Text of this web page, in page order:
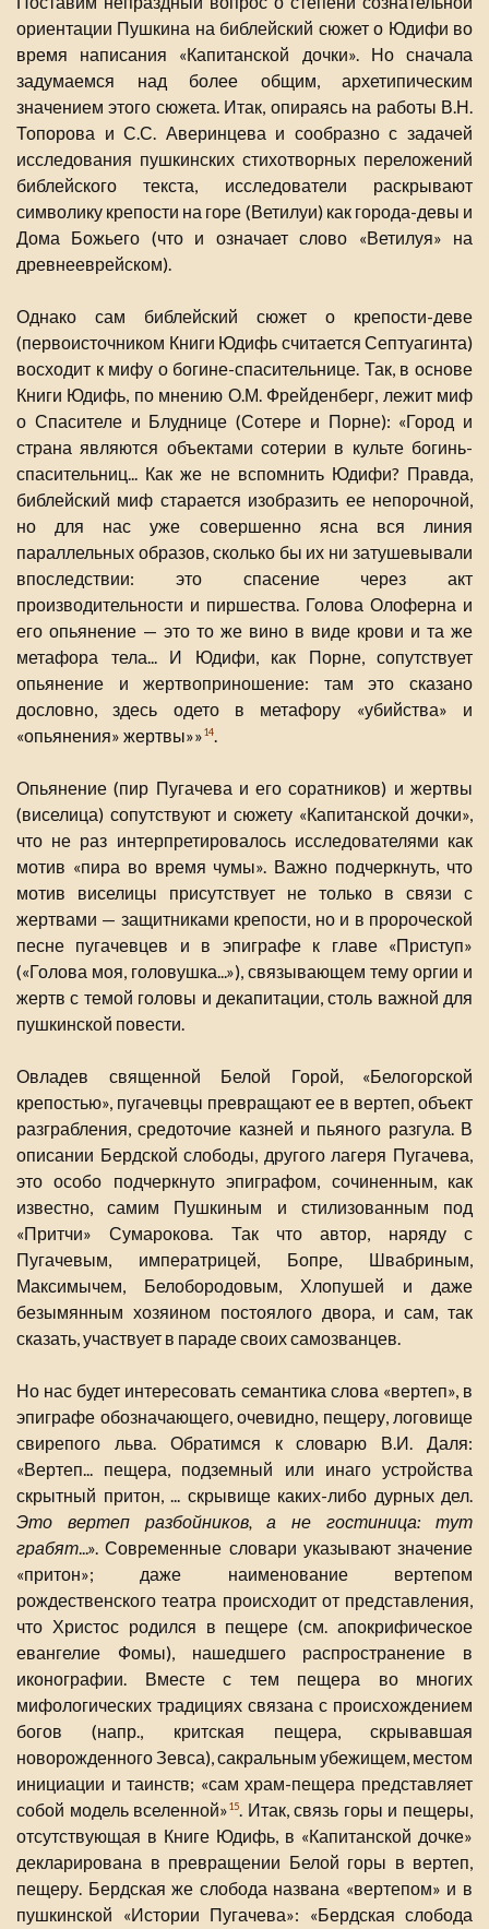
ориентации Пушкина на библейский сюжет о Юдифи во
время написания «Капитанской дочки». Но сначала
задумаемся над более общим, архетипическим
значением этого сюжета. Итак, опираясь на работы В.Н.
Топорова и С.С. Аверинцева и сообразно с задачей
исследования пушкинских стихотворных переложений
библейского текста, исследователи раскрывают
символику крепости на горе (Ветилуи) как города-девы и
Дома Божьего (что и означает слово «Ветилуя» на
древнееврейском).
Однако сам библейский сюжет о крепости-деве
(первоисточником Книги Юдифь считается Септуагинта)
восходит к мифу о богине-спасительнице. Так, в основе
Книги Юдифь, по мнению О.М. Фрейденберг, лежит миф
о Спасителе и Блуднице (Сотере и Порне): «Город и
страна являются объектами сотерии в культе богинь-
спасительниц... Как же не вспомнить Юдифи? Правда,
библейский миф старается изобразить ее непорочной,
но для нас уже совершенно ясна вся линия
параллельных образов, сколько бы их ни затушевывали
впоследствии: это спасение через акт
производительности и пиршества. Голова Олоферна и
его опьянение — это то же вино в виде крови и та же
метафора тела... И Юдифи, как Порне, сопутствует
опьянение и жертвоприношение: там это сказано
дословно, здесь одето в метафору «убийства» и
«опьянения» жертвы»»14.
Опьянение (пир Пугачева и его соратников) и жертвы
(виселица) сопутствуют и сюжету «Капитанской дочки»,
что не раз интерпретировалось исследователями как
мотив «пира во время чумы». Важно подчеркнуть, что
мотив виселицы присутствует не только в связи с
жертвами — защитниками крепости, но и в пророческой
песне пугачевцев и в эпиграфе к главе «Приступ»
(«Голова моя, головушка...»), связывающем тему оргии и
жертв с темой головы и декапитации, столь важной для
пушкинской повести.
Овладев священной Белой Горой, «Белогорской
крепостью», пугачевцы превращают ее в вертеп, объект
разграбления, средоточие казней и пьяного разгула. В
описании Бердской слободы, другого лагеря Пугачева,
это особо подчеркнуто эпиграфом, сочиненным, как
известно, самим Пушкиным и стилизованным под
«Притчи» Сумарокова. Так что автор, наряду с
Пугачевым, императрицей, Бопре, Швабриным,
Максимычем, Белобородовым, Хлопушей и даже
безымянным хозяином постоялого двора, и сам, так
сказать, участвует в параде своих самозванцев.
Но нас будет интересовать семантика слова «вертеп», в
эпиграфе обозначающего, очевидно, пещеру, логовище
свирепого льва. Обратимся к словарю В.И. Даля:
«Вертеп... пещера, подземный или инаго устройства
скрытный притон, ... скрывище каких-либо дурных дел.
Это вертеп разбойников, а не гостиница: тут
грабят...». Современные словари указывают значение
«притон»; даже наименование вертепом
рождественского театра происходит от представления,
что Христос родился в пещере (см. апокрифическое
евангелие Фомы), нашедшего распространение в
иконографии. Вместе с тем пещера во многих
мифологических традициях связана с происхождением
богов (напр., критская пещера, скрывавшая
новорожденного Зевса), сакральным убежищем, местом
инициации и таинств; «сам храм-пещера представляет
собой модель вселенной»15. Итак, связь горы и пещеры,
отсутствующая в Книге Юдифь, в «Капитанской дочке»
декларирована в превращении Белой горы в вертеп,
пещеру. Бердская же слобода названа «вертепом» и в
пушкинской «Истории Пугачева»: «Бердская слобода